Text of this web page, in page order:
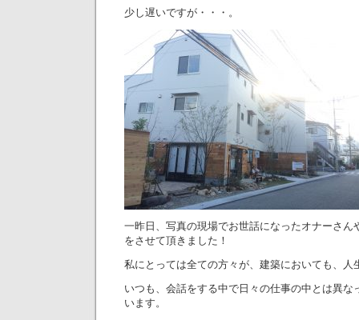
少し遅いですが・・・。
一昨日、写真の現場でお世話になったオナーさん
をさせて頂きました！
私にとっては全ての方々が、建築においても、人
いつも、会話をする中で日々の仕事の中とは異な
います。